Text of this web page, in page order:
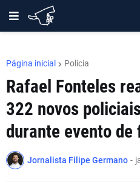
Página inicial Polícia
Rafael Fonteles
322 novos
durante evento
Jornalista Filipe Germano -